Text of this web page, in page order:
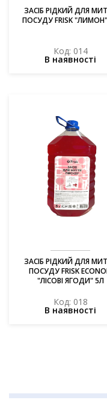
ЗАСІБ РІДКИЙ ДЛЯ
ПОСУДУ FRISK
Код: 014
В наявності
ЗАСІБ РІДКИЙ ДЛЯ
ПОСУДУ FRISK
"ЛІСОВІ ЯГОДИ" 5Л
Код: 018
В наявності